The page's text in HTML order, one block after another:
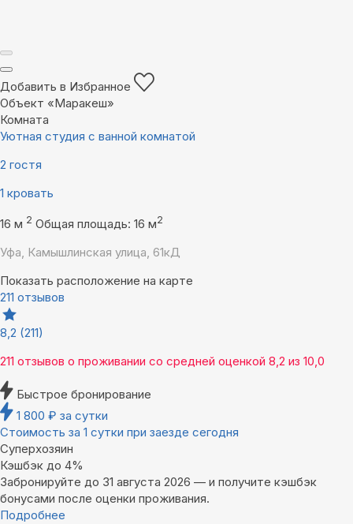
Добавить в Избранное
Объект «Маракеш»
Комната
Уютная студия с ванной комнатой
2 гостя
1 кровать
16 м 2 Общая площадь: 16 м2
Уфа, Камышлинская улица, 61кД
Показать расположение на карте
211 отзывов
8,2 (211)
211 отзывов о проживании со средней оценкой 8,2 из 10,0
Быстрое бронирование
1 800 ₽ за сутки
Стоимость за 1 сутки при заезде сегодня
Суперхозяин
Кэшбэк до 4%
Забронируйте до 31 августа 2026 — и получите кэшбэк
бонусами после оценки проживания.
Подробнее